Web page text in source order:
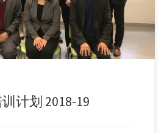
计划 2018-19